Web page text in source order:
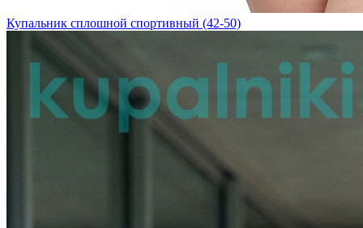
Купальник сплошной спортивный (42-50)